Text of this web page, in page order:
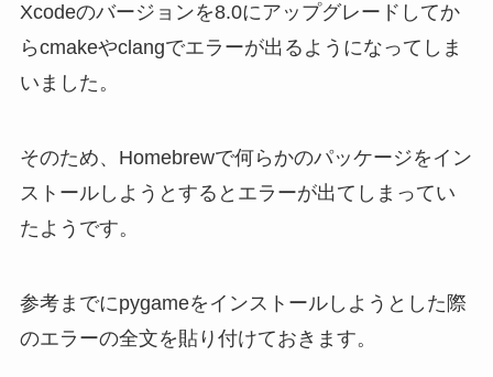
Xcodeのバージョンを8.0にアップグレードしてか
らcmakeやclangでエラーが出るようになってしま
いました。
そのため、Homebrewで何らかのパッケージをイン
ストールしようとするとエラーが出てしまってい
たようです。
参考までにpygameをインストールしようとした際
のエラーの全文を貼り付けておきます。